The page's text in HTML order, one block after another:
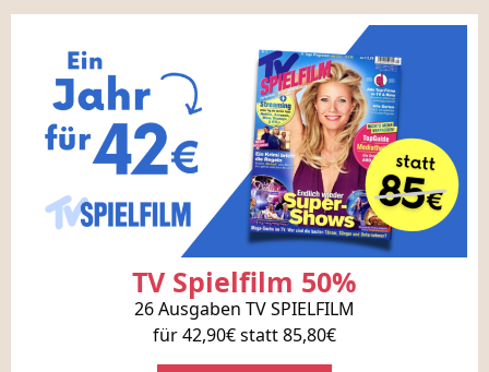
TV Spielfilm 50%
26 Ausgaben TV SPIELFILM
für 42,90€ statt 85,80€